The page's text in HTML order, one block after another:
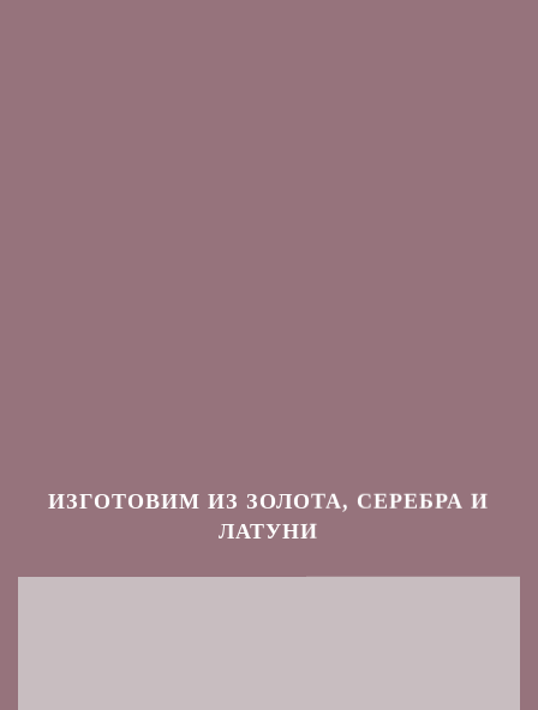
ИЗГОТОВИМ ИЗ ЗОЛОТА, СЕРЕБРА И
ЛАТУНИ